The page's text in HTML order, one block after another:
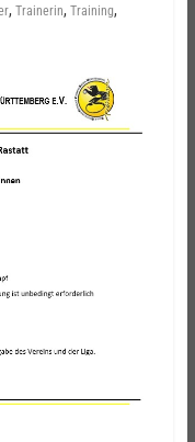
, Trainerin, Training,